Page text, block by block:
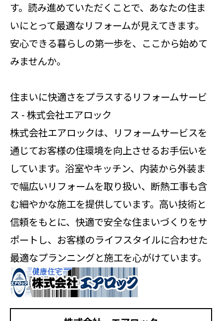
す。読み進めていただくことで、あなたの住ま
いにとって最適なリフォームが見えてきます。
安心できる暮らしの第一歩を、ここから始めて
みませんか。
住まいに快適さをプラスするリフォームサービ
ス - 株式会社エアロック
株式会社エアロックは、リフォームサービスを
通じてお客様の住環境を向上させるお手伝いを
しています。浴室やキッチン、内装から外装ま
で幅広いリフォームを取り扱い、断熱工事も含
む細やかな施工を提供しています。高い技術と
信頼をもとに、快適で安全な住まいづくりをサ
ポートし、お客様のライフスタイルに合わせた
最適なプランニングと施工を心がけています。